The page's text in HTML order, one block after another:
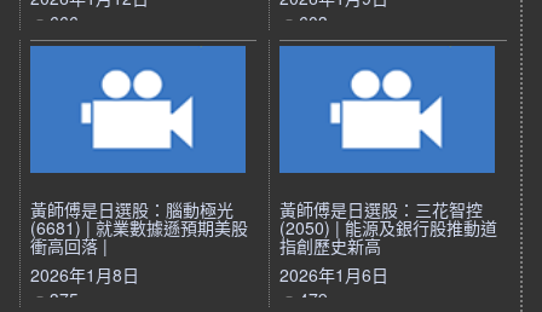
666
603
黃師傅是日選股：腦動極光
(6681) | 就業數據遜預期美股
衝高回落 |
2026年1月8日
375
黃師傅是日選股：三花智控
(2050) | 能源及銀行股推動道
指創歷史新高
2026年1月6日
479